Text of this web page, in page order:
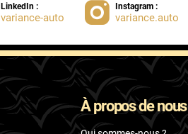
LinkedIn :
variance-auto
Instagram :
variance.auto
À propos de nous